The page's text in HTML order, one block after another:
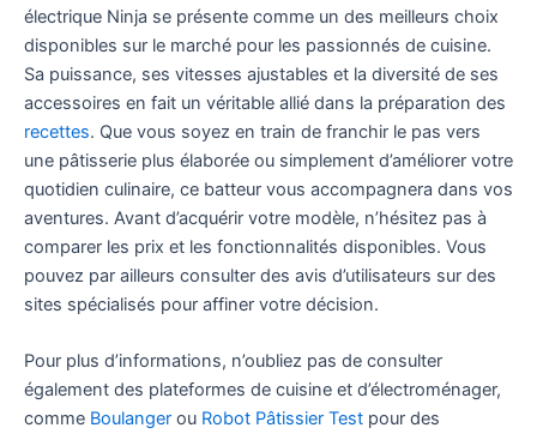
électrique Ninja se présente comme un des meilleurs choix
disponibles sur le marché pour les passionnés de cuisine.
Sa puissance, ses vitesses ajustables et la diversité de ses
accessoires en fait un véritable allié dans la préparation des
recettes. Que vous soyez en train de franchir le pas vers
une pâtisserie plus élaborée ou simplement d’améliorer votre
quotidien culinaire, ce batteur vous accompagnera dans vos
aventures. Avant d’acquérir votre modèle, n’hésitez pas à
comparer les prix et les fonctionnalités disponibles. Vous
pouvez par ailleurs consulter des avis d’utilisateurs sur des
sites spécialisés pour affiner votre décision.
Pour plus d’informations, n’oubliez pas de consulter
également des plateformes de cuisine et d’électroménager,
comme Boulanger ou Robot Pâtissier Test pour des